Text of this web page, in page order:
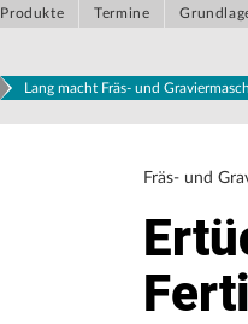
Produkte Termine
Lang macht Fräs- und
Fräs- und